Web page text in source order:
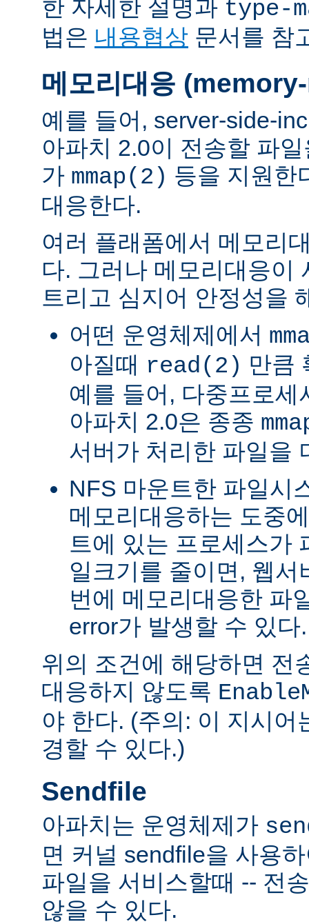
한 자세한 설명과 type-
법은 내용협상 문서를 참
메모리대응
예를 들어, server-side-
아파치 2.0이 전송할 파
가 mmap(2) 등을 지원한
대응한다.
여러 플래폼에서 메모리
다. 그러나 메모리대응이
트리고 심지어 안정성을
어떤 운영체제에서
아질때 read(2) 만큼
예를 들어, 다중프로
아파치 2.0은 종종
서버가 처리한 파일을
NFS 마운트한 파일시
메모리대응하는 도중
트에 있는 프로세스가
일크기를 줄이면, 웹
번에 메모리대응한 파
error가 발생할 수 있다.
위의 조건에 해당하면 전
대응하지 않도록
야 한다. (주의: 이 지시어
경할 수 있다.)
Sendfile
아파치는 운영체제가
면 커널 sendfile을 사용
파일을 서비스할때 -- 전
않을 수 있다.